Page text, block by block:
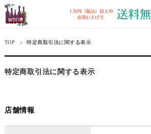
TOP 特定商取引法に関する表示
特定商取引法に関する表示
店舗情報